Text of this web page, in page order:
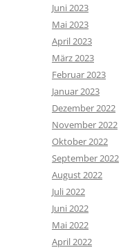
Juni 2023
Mai 2023
April 2023
März 2023
Februar 2023
Januar 2023
Dezember 2022
November 2022
Oktober 2022
September 2022
August 2022
Juli 2022
Juni 2022
Mai 2022
April 2022